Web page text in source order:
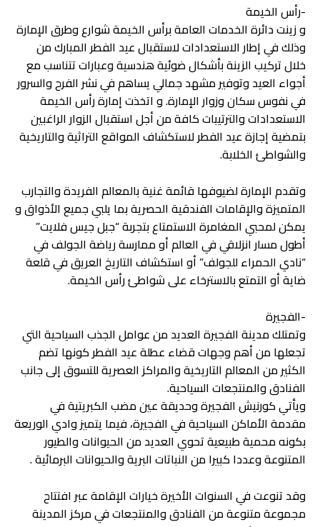
-رأس الخيمة
و زينت دائرة الخدمات العامة برأس الخيمة شوارع وطرق الإمارة
وذلك في إطار الاستعدادات لاستقبال عيد الفطر المبارك من
خلال تركيب الزينة بأشكال ضوئية هندسية وعبارات تتناسب مع
أجواء العيد وتوفير مشهد جمالي يساهم في نشر الفرح والسرور
في نفوس سكان وزوار الإمارة. و اتخذت إمارة رأس الخيمة
الاستعدادات والترتيبات كافة من أجل استقبال الزوار الراغبين
بتمضية إجازة عيد الفطر لاستكشاف المواقع التراثية والتاريخية
والشواطئ الخلابة.
وتقدم الإمارة لضيوفها قائمة غنية بالمعالم الفريدة والتجارب
المتميزة والإقامات الفندقية الحصرية بما يلبي جميع الأذواق و
يمكن لمحبي المغامرة الاستمتاع بتجربة “جبل جيس فلايت”
أطول مسار انزلاقي في العالم أو ممارسة رياضة الجولف في
“نادي الحمراء للجولف” أو استكشاف التاريخ العريق في قلعة
ضاية أو التمتع بالاسترخاء على شواطئ رأس الخيمة.
-الفجيرة
وتمتلك مدينة الفجيرة العديد من عوامل الجذب السياحية التي
تجعلها من أهم وجهات قضاء عطلة عيد الفطر كونها تضم
الكثير من المعالم التاريخية والمراكز العصرية للتسوق إلى جانب
الفنادق والمنتجعات السياحية.
ويأتي كورنيش الفجيرة وحديقة عين مضب الكبريتية في
مقدمة الأماكن السياحية في الفجيرة، فيما يتميز وادي الوريعة
بكونه محمية طبيعية تحوي العديد من الحيوانات والطيور
المتنوعة وعددا كبيرا من النباتات البرية والحيوانات البرمائية .
وقد تنوعت في السنوات الأخيرة خيارات الإقامة عبر افتتاح
مجموعة متنوعة من الفنادق والمنتجعات في مركز المدينة